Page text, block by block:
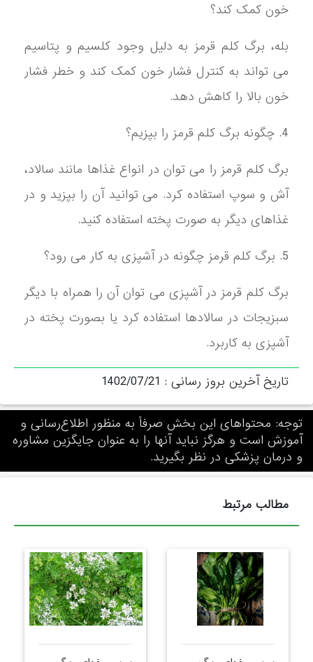
خون کمک کند؟
بله، برگ کلم قرمز به دلیل وجود کلسیم و پتاسیم
می تواند به کنترل فشار خون کمک کند و خطر فشار
خون بالا را کاهش دهد.
4. چگونه برگ کلم قرمز را بپزیم؟
برگ کلم قرمز را می توان در انواع غذاها مانند سالاد،
آش و سوپ استفاده کرد. می توانید آن را بپزید و در
غذاهای دیگر به صورت پخته استفاده کنید.
5. برگ کلم قرمز چگونه در آشپزی به کار می رود؟
برگ کلم قرمز در آشپزی می توان آن را همراه با دیگر
سبزیجات در سالادها استفاده کرد یا بصورت پخته در
آشپزی به کاربرد.
تاریخ آخرین بروز رسانی : 1402/07/21
توجه: محتواهای این بخش صرفاً به منظور اطلاع‌رسانی و
آموزش است و هرگز نباید آنها را به عنوان جایگزین مشاوره
و درمان پزشکی در نظر بگیرید.
مطالب مرتبط